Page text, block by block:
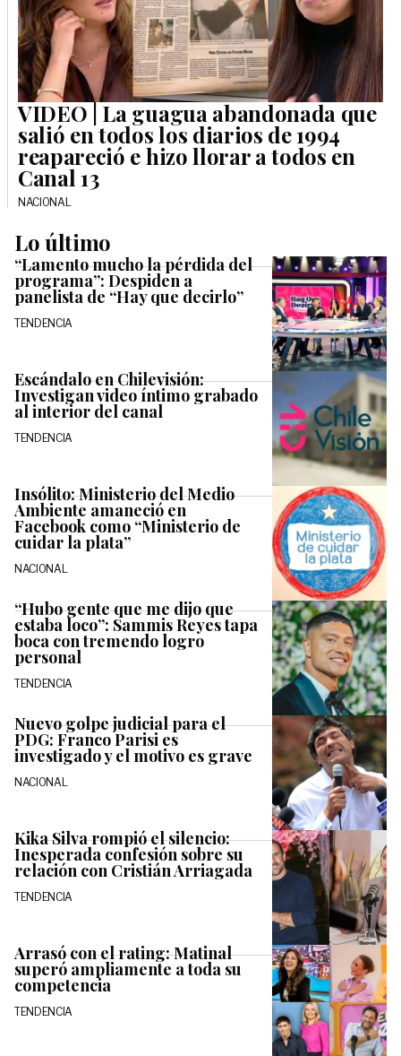
VIDEO | La guagua abandonada que
salió en todos los diarios de 1994
reapareció e hizo llorar a todos en
Canal 13
NACIONAL
Lo último
“Lamento mucho la pérdida del
programa”: Despiden a
panelista de “Hay que decirlo”
TENDENCIA
Escándalo en Chilevisión:
Investigan video íntimo grabado
al interior del canal
TENDENCIA
Insólito: Ministerio del Medio
Ambiente amaneció en
Facebook como “Ministerio de
cuidar la plata”
NACIONAL
“Hubo gente que me dijo que
estaba loco”: Sammis Reyes tapa
boca con tremendo logro
personal
TENDENCIA
Nuevo golpe judicial para el
PDG: Franco Parisi es
investigado y el motivo es grave
NACIONAL
Kika Silva rompió el silencio:
Inesperada confesión sobre su
relación con Cristián Arriagada
TENDENCIA
Arrasó con el rating: Matinal
superó ampliamente a toda su
competencia
TENDENCIA